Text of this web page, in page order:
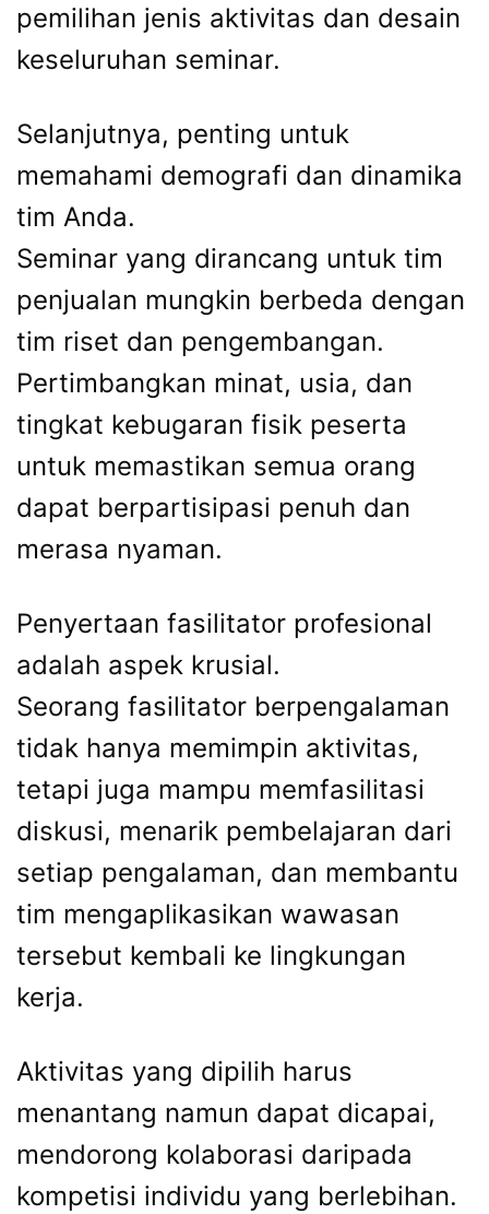
pemilihan jenis aktivitas dan desain
keseluruhan seminar.
Selanjutnya, penting untuk
memahami demografi dan dinamika
tim Anda.
Seminar yang dirancang untuk tim
penjualan mungkin berbeda dengan
tim riset dan pengembangan.
Pertimbangkan minat, usia, dan
tingkat kebugaran fisik peserta
untuk memastikan semua orang
dapat berpartisipasi penuh dan
merasa nyaman.
Penyertaan fasilitator profesional
adalah aspek krusial.
Seorang fasilitator berpengalaman
tidak hanya memimpin aktivitas,
tetapi juga mampu memfasilitasi
diskusi, menarik pembelajaran dari
setiap pengalaman, dan membantu
tim mengaplikasikan wawasan
tersebut kembali ke lingkungan
kerja.
Aktivitas yang dipilih harus
menantang namun dapat dicapai,
mendorong kolaborasi daripada
kompetisi individu yang berlebihan.